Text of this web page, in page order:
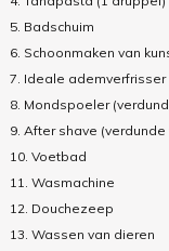
5. Badschuim
6. Schoonmaken van
7. Ideale ademverfrisser
8. Mondspoeler
9. After shave (verdunde
10. Voetbad
11. Wasmachine
12. Douchezeep
13. Wassen van dieren